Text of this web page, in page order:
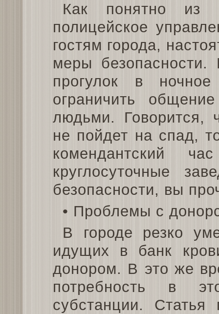
Как понятно из
полицейское
гостям города,
меры безопасности.
прогулок в
ограничить
людьми. Говорится,
не пойдет на спад,
комендантский
круглосуточные
безопасности, вы
• Проблемы с
В городе резко
идущих в банк
донором. В это же
потребность в
субстанции.